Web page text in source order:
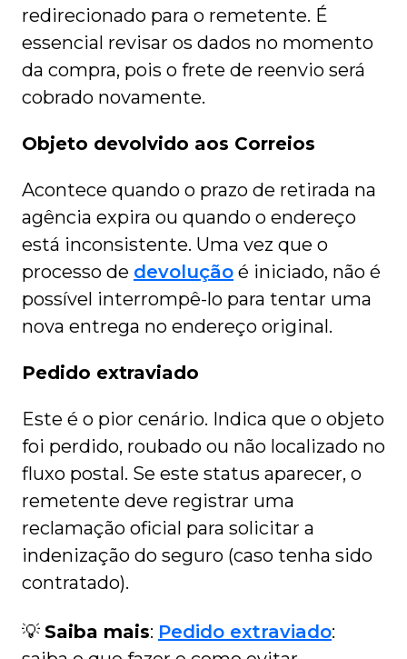
redirecionado para o remetente. É
essencial revisar os dados no momento
da compra, pois o frete de reenvio será
cobrado novamente.
Objeto devolvido aos Correios
Acontece quando o prazo de retirada na
agência expira ou quando o endereço
está inconsistente. Uma vez que o
processo de devolução é iniciado, não é
possível interrompê-lo para tentar uma
nova entrega no endereço original.
Pedido extraviado
Este é o pior cenário. Indica que o objeto
foi perdido, roubado ou não localizado no
fluxo postal. Se este status aparecer, o
remetente deve registrar uma
reclamação oficial para solicitar a
indenização do seguro (caso tenha sido
contratado).
💡 Saiba mais: Pedido extraviado: